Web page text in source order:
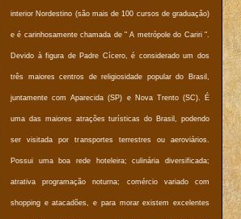
interior Nordestino (são mais de 100 cursos de graduação)
e é carinhosamente chamada de " A metrópole do Cariri ".
Devido à figura de Padre Cícero, é considerado um dos
três maiores centros de religiosidade popular do Brasil,
juntamente com Aparecida (SP) e Nova Trento (SC). É
uma das maiores atrações turísticas do Brasil, podendo
ser visitada por transportes terrestres ou aeroviários.
Possui uma boa rede hoteleira; culinária diversificada;
atrativa programação noturna; comércio variado com
shopping e atacadões, e para morar existem excelentes